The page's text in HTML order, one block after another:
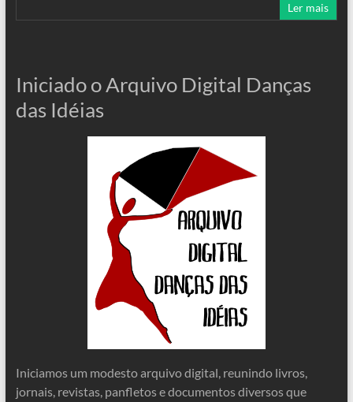
Ler mais
Iniciado o Arquivo Digital Danças
das Idéias
Iniciamos um modesto arquivo digital, reunindo livros,
jornais, revistas, panfletos e documentos diversos que